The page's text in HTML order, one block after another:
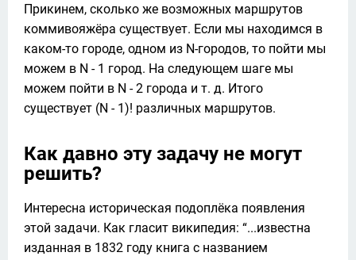
Прикинем, сколько же возможных маршрутов
коммивояжёра существует. Если мы находимся в
каком-то городе, одном из N-городов, то пойти мы
можем в N - 1 город. На следующем шаге мы
можем пойти в N - 2 города и т. д. Итого
существует (N - 1)! различных маршрутов.
Как давно эту задачу не могут
решить?
Интересна историческая подоплёка появления
этой задачи. Как гласит википедия: “...известна
изданная в 1832 году книга с названием